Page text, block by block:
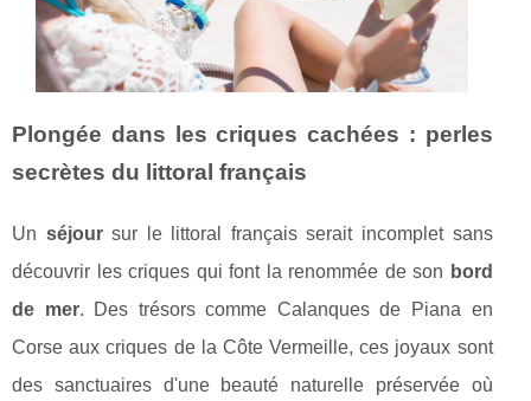
Plongée dans les criques cachées : perles
secrètes du littoral français
Un séjoursur le littoral français serait incomplet sans
découvrir les criques qui font la renommée de son bord
de mer. Des trésors comme Calanques de Piana en
Corse aux criques de la Côte Vermeille, ces joyaux sont
des sanctuaires d'une beauté naturelle préservée où